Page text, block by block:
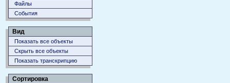
Файлы
События
Вид
Показать все объекты
Скрыть все объекты
Показать транскрипцию
Сортировка